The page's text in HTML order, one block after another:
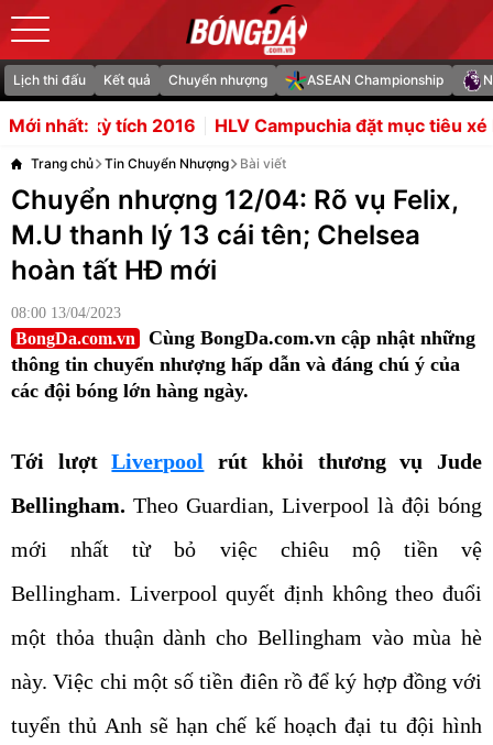
Lịch thi đấu Kết quả Chuyển nhượng ASEAN Championship
Mới nhất:HLV Campuchia đặt mục tiêu xé lưới Việt Nam tại
Trang chủ Tin Chuyển Nhượng Bài viết
Chuyển nhượng 12/04: Rõ vụ Felix,
M.U thanh lý 13 cái tên; Chelsea
hoàn tất HĐ mới
08:00 13/04/2023
BongDa.com.vn
Cùng BongDa.com.vn cập nhật những
thông tin chuyển nhượng hấp dẫn và đáng chú ý của
các đội bóng lớn hàng ngày.
Tới lượtLiverpool rút khỏi thương vụ Jude
Bellingham. Theo Guardian, Liverpool là đội bóng
mới nhất từ bỏ việc chiêu mộ tiền vệ
Bellingham. Liverpool quyết định không theo đuổi
một thỏa thuận dành cho Bellingham vào mùa hè
này. Việc chi một số tiền điên rồ để ký hợp đồng với
tuyển thủ Anh sẽ hạn chế kế hoạch đại tu đội hình